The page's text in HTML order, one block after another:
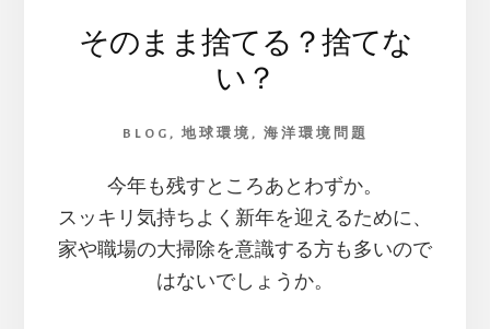
オ
ェ
ス
タ
～
そのまま捨てる？捨てな
い？
BLOG , 地球環境 , 海洋環境問題
今年も残すところあとわずか。
スッキリ気持ちよく新年を迎えるために、
家や職場の大掃除を意識する方も多いので
はないでしょうか。